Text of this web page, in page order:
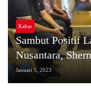
Kabar
Sambut Positif
Nusantara,
Seluas-Luasnya
Januari 5, 2023